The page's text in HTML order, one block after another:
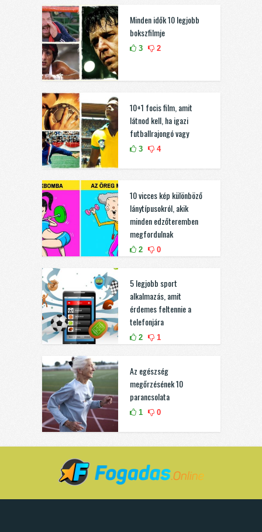
Minden idők 10 legjobb
bokszfilmje
3 2
10+1 focis film, amit
látnod kell, ha igazi
futballrajongó vagy
3 4
10 vicces kép különböző
lánytípusokról, akik
minden edzőteremben
megfordulnak
2 0
5 legjobb sport
alkalmazás, amit
érdemes feltennie a
telefonjára
2 1
Az egészség
megőrzésének 10
parancsolata
1 0